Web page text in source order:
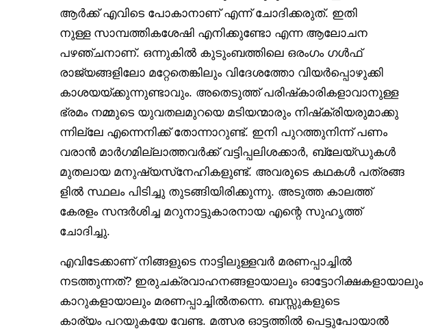
ആർക്ക് എവിടെ പോകാനാണ് എന്ന് ചോദിക്കരുത്. ഇതി
നുള്ള സാമ്പത്തികശേഷി എനിക്കുണ്ടോ എന്ന ആലോചന
പഴഞ്ചനാണ്. ഒന്നുകിൽ കുടുംബത്തിലെ ഒരംഗം ഗൾഫ്
രാജ്യങ്ങളിലോ മറ്റേതെങ്കിലും വിദേശത്തോ വിയർപ്പൊഴുക്കി
കാശയയ്ക്കുന്നുണ്ടാവും. അതെടുത്ത് പരിഷ്‌കാരികളാവാനുള്ള
ഭ്രമം നമ്മുടെ യുവതലമുറയെ മടിയന്മാരും നിഷ്‌ക്രിയരുമാക്കു
ന്നില്ലേ എന്നെനിക്ക് തോന്നാറുണ്ട്. ഇനി പുറത്തുനിന്ന് പണം
വരാൻ മാർഗമില്ലാത്തവർക്ക് വട്ടിപ്പലിശക്കാർ, ബ്ലേയ്ഡുകൾ
മുതലായ മനുഷ്യസ്‌നേഹികളുണ്ട്. അവരുടെ കഥകൾ പത്രങ്ങ
ളിൽ സ്ഥലം പിടിച്ചു തുടങ്ങിയിരിക്കുന്നു. അടുത്ത കാലത്ത്
കേരളം സന്ദർശിച്ച മറുനാട്ടുകാരനായ എന്റെ സുഹൃത്ത്
ചോദിച്ചു.
എവിടേക്കാണ് നിങ്ങളുടെ നാട്ടിലുള്ളവർ മരണപ്പാച്ചിൽ
നടത്തുന്നത്? ഇരുചക്രവാഹനങ്ങളായാലും ഓട്ടോറിക്ഷകളായാലും
കാറുകളായാലും മരണപ്പാച്ചിൽതന്നെ. ബസ്സുകളുടെ
കാര്യം പറയുകയേ വേണ്ട. മത്സര ഓട്ടത്തിൽ പെട്ടുപോയാൽ